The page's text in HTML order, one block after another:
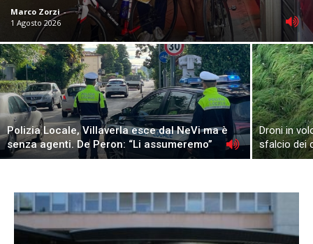
Marco Zorzi -
1 Agosto 2026
Polizia Locale, Villaverla esce dal NeVi ma è
senza agenti. De Peron: “Li assumeremo”
Droni in
sfalcio dei